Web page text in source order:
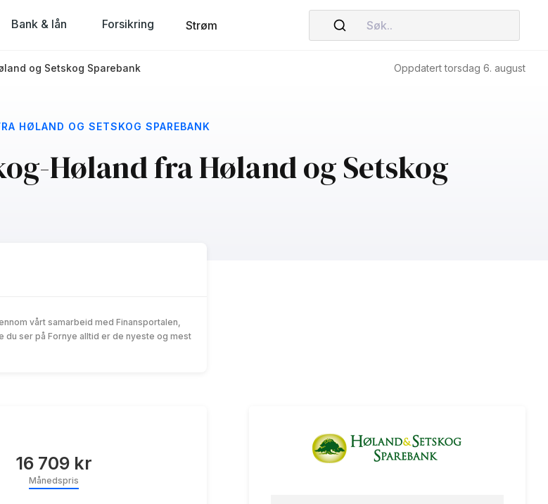
Bank & lån Forsikring Strøm Søk..
og Setskog Sparebank Oppdatert torsdag 6. august
HØLAND OG SETSKOG SPAREBANK
Høland fra Høland og Setskog
vårt samarbeid med Finansportalen,
ser på Fornye alltid er de nyeste og mest
16 709 kr
Månedspris